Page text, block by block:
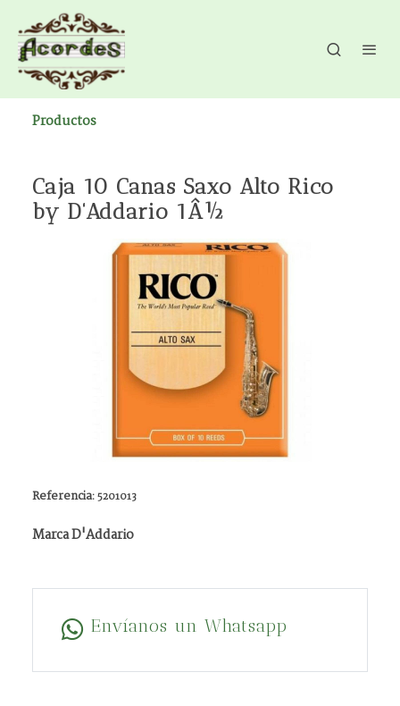
Productos
Caja 10 Canas Saxo Alto Rico
by D'Addario 1Â½
Referencia:5201013
Marca D'Addario
Envíanos un Whatsapp